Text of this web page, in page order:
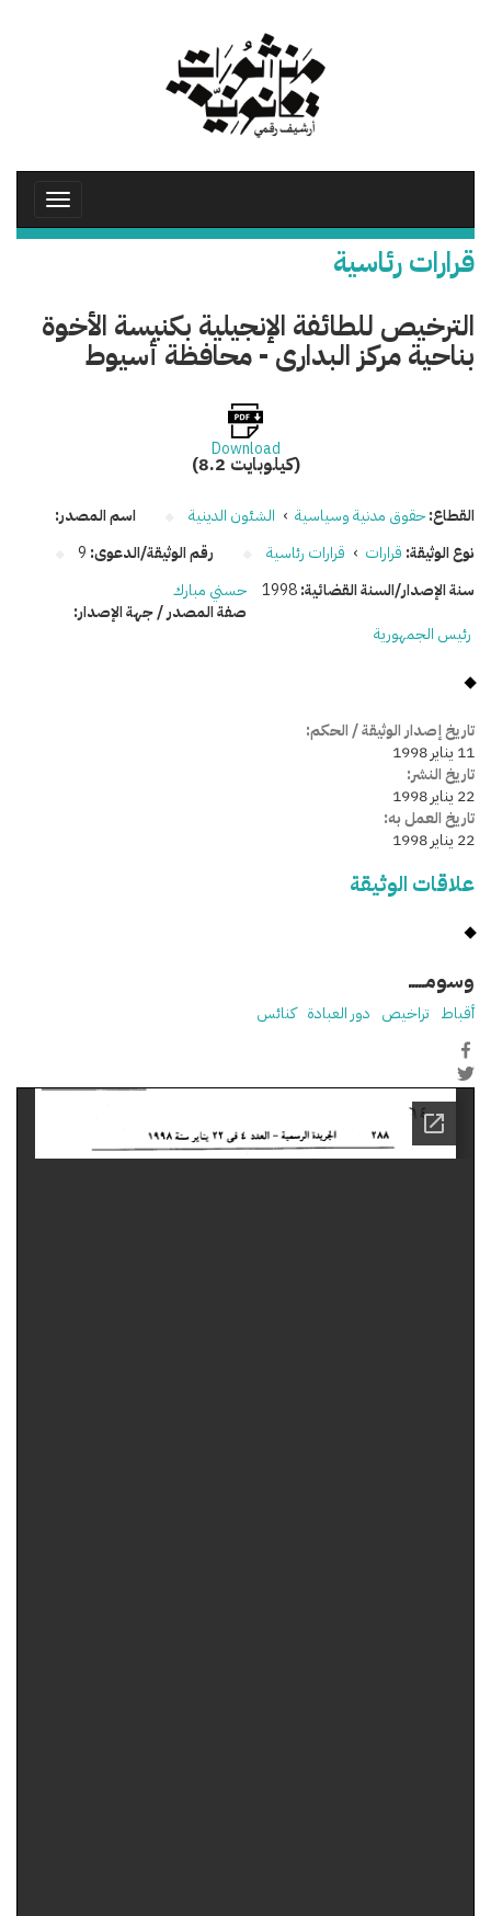
Toggle
قرارات رئاسية
الترخيص للطائفة الإنجيلية بكنيسة الأخوة
بناحية مركز البدارى - محافظة أسيوط
Download
(8.2 كيلوبايت)
القطاع:حقوق مدنية وسياسية › الشئون الدينية
نوع الوثيقة: قرارات › قرارات رئاسية رقم الوثيقة/الدعوى: 9
سنة الإصدار/السنة القضائية:1998
اسم المصدر:
حسني مبارك
صفة المصدر / جهة الإصدار:
رئيس الجمهورية
تاريخ إصدار الوثيقة / الحكم:
11 يناير 1998
تاريخ النشر:
22 يناير 1998
تاريخ العمل به:
22 يناير 1998
علاقات الوثيقة
وسومـــــ
أقباط تراخيص دور العبادة كنائس